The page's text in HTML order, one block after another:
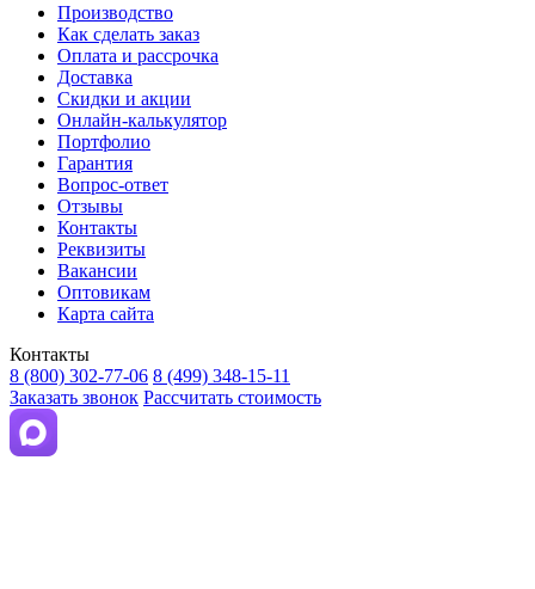
Производство
Как сделать заказ
Оплата и рассрочка
Доставка
Скидки и акции
Онлайн-калькулятор
Портфолио
Гарантия
Вопрос-ответ
Отзывы
Контакты
Реквизиты
Вакансии
Оптовикам
Карта сайта
Контакты
8 (800) 302-77-06 8 (499) 348-15-11
Заказать звонок Рассчитать стоимость